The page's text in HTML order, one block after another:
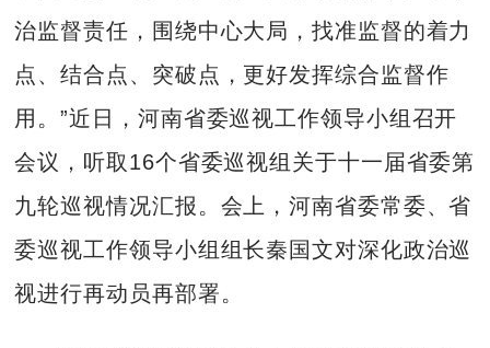
治监督责任，围绕中心大局，找准监督的着力
点、结合点、突破点，更好发挥综合监督作
用。”近日，河南省委巡视工作领导小组召开
会议，听取16个省委巡视组关于十一届省委第
九轮巡视情况汇报。会上，河南省委常委、省
委巡视工作领导小组组长秦国文对深化政治巡
视进行再动员再部署。